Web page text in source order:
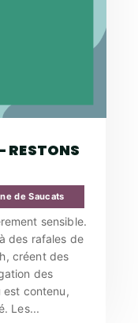
RESTONS
de Saucats
sensible.
des rafales de
créent des
des
est contenu,
Les...